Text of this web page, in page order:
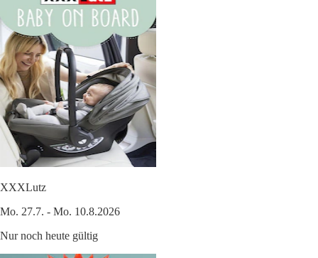
XXXLutz
Mo. 27.7. - Mo. 10.8.2026
Nur noch heute gültig